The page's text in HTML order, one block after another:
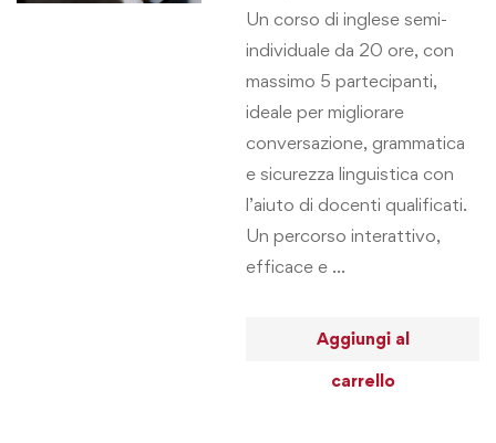
Un corso di inglese semi-
individuale da 20 ore, con
massimo 5 partecipanti,
ideale per migliorare
conversazione, grammatica
e sicurezza linguistica con
l’aiuto di docenti qualificati.
Un percorso interattivo,
efficace e …
Aggiungi al
carrello